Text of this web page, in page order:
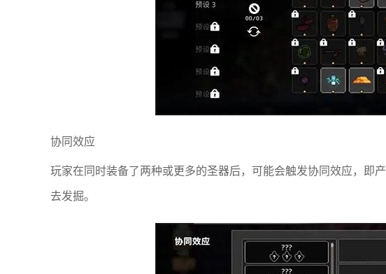
协同效应
玩家在同时装备了两种或更多的圣器后，可能会触发协同效应，即
去发掘。